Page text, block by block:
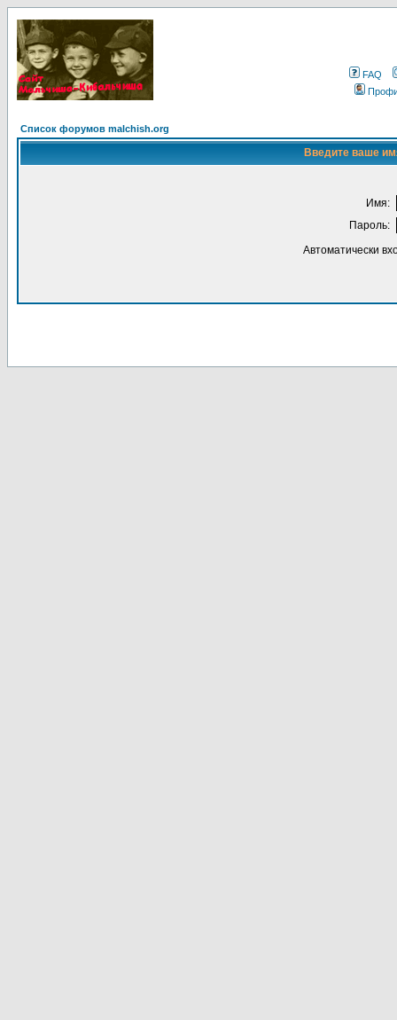
FAQ
Список форумов malchish.org
Введите ваше
Имя:
Пароль:
Автоматически